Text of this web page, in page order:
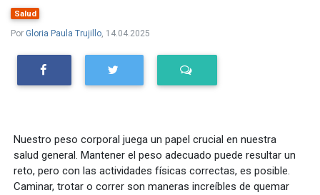
Salud
Por Gloria Paula Trujillo , 14.04.2025
Nuestro peso corporal juega un papel crucial en nuestra
salud general. Mantener el peso adecuado puede resultar un
reto, pero con las actividades físicas correctas, es posible.
Caminar, trotar o correr son maneras increíbles de quemar